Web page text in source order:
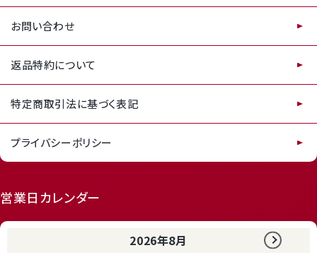
お問い合わせ
返品特約について
特定商取引法に基づく表記
プライバシーポリシー
営業日カレンダー
2026年8月